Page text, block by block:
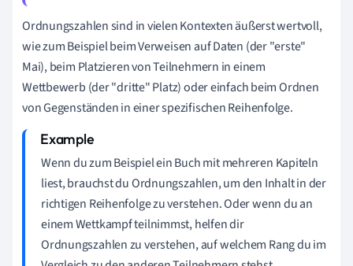
Ordnungszahlen sind in vielen Kontexten äußerst wertvoll,
wie zum Beispiel beim Verweisen auf Daten (der "erste"
Mai), beim Platzieren von Teilnehmern in einem
Wettbewerb (der "dritte" Platz) oder einfach beim Ordnen
von Gegenständen in einer spezifischen Reihenfolge.
Wenn du zum Beispiel ein Buch mit mehreren Kapiteln
liest, brauchst du Ordnungszahlen, um den Inhalt in der
richtigen Reihenfolge zu verstehen. Oder wenn du an
einem Wettkampf teilnimmst, helfen dir
Ordnungszahlen zu verstehen, auf welchem Rang du im